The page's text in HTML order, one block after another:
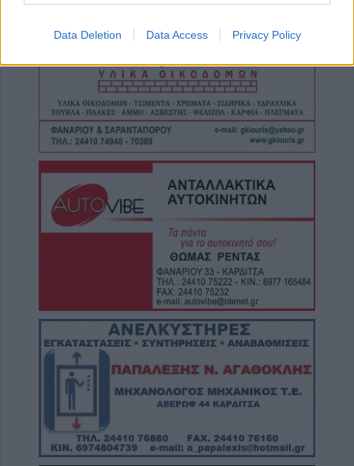
Data Deletion Data Access Privacy Policy
κρούσματα και 2 θάνατοι την τελευταία
εβδομάδα
6 Αυγούστου 2026, 08:52
Διακοπές ρεύματος στην Άρτα και σε τμήμα
του Δήμου Αργιθέας: Έκρηξη και φωτιά σε
μετασχηματιστή (+Βίντεο)
6 Αυγούστου 2026, 08:16
Την Κυριακή 9 Αυγούστου το ετήσιο
μνημόσυνο της Αγορής Κλήμου
“Calimera” με “spitiko” και συνταγές όπως
Στη Σόφια θα ψάξει την πρόκριση ο
Παναθηναϊκός
5 Αυγούστου 2026, 23:33
Σύγκρουση μηχανής με αυτοκίνητο στη
Λάρισα – Στο νοσοκομείο ο οδηγός του
δικύκλου
5 Αυγούστου 2026, 22:45